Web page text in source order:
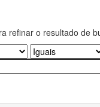
refinar o resultado de